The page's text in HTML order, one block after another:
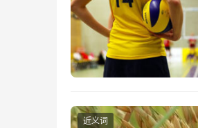
近义词